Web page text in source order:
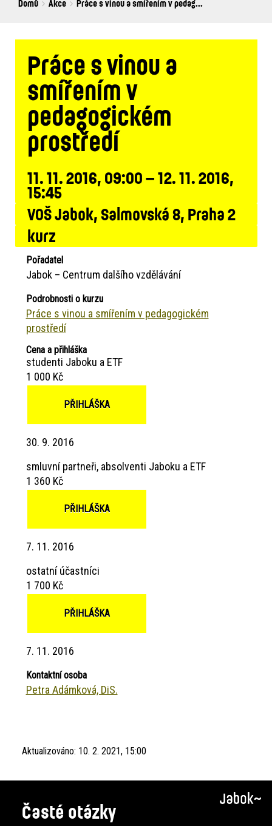
Breadcrumbs
You
Domů Akce Práce s vinou a smířením v pedag...
Práce s vinou a
smířením v
pedagogickém
prostředí
11. 11. 2016, 09:00 – 12. 11. 2016,
15:45
VOŠ Jabok, Salmovská 8, Praha 2
kurz
Pořadatel
Jabok – Centrum dalšího vzdělávání
Podrobnosti o kurzu
Práce s vinou a smířením v pedagogickém
prostředí
Cena a přihláška
studenti Jaboku a ETF
1 000 Kč
PŘIHLÁŠKA
30. 9. 2016
smluvní partneři, absolventi Jaboku a ETF
1 360 Kč
PŘIHLÁŠKA
7. 11. 2016
ostatní účastníci
1 700 Kč
PŘIHLÁŠKA
7. 11. 2016
Kontaktní osoba
Petra Adámková, DiS.
Aktualizováno: 10. 2. 2021, 15:00
Časté otázky